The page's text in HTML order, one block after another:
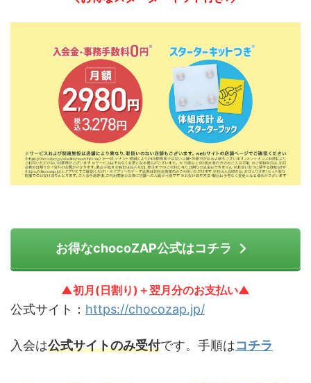
お得なchocoZAP公式はコチラ
▲初月(日割り)＋翌月分のお支払い▲
公式サイト： https://chocozap.jp/
入会は公式サイトのみ受付です。手順はコチラ